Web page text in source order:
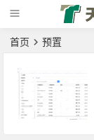
首页 预置